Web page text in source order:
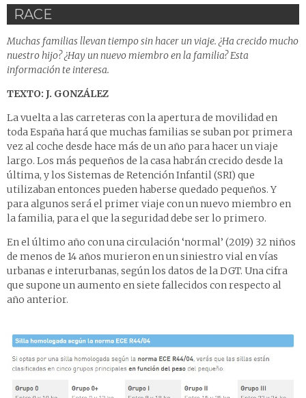
RACE
Muchas familias llevan tiempo sin hacer un viaje. ¿Ha crecido mucho
nuestro hijo? ¿Hay un nuevo miembro en la familia? Esta
información te interesa.
TEXTO: J. GONZÁLEZ
La vuelta a las carreteras con la apertura de movilidad en
toda España hará que muchas familias se suban por primera
vez al coche desde hace más de un año para hacer un viaje
largo. Los más pequeños de la casa habrán crecido desde la
última, y los Sistemas de Retención Infantil (SRI) que
utilizaban entonces pueden haberse quedado pequeños. Y
para algunos será el primer viaje con un nuevo miembro en
la familia, para el que la seguridad debe ser lo primero.
En el último año con una circulación ‘normal’ (2019) 32 niños
de menos de 14 años murieron en un siniestro vial en vías
urbanas e interurbanas, según los datos de la DGT. Una cifra
que supone un aumento en siete fallecidos con respecto al
año anterior.